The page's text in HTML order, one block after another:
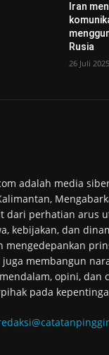
Iran
Rusia
26 Juli 2025
adalah media
dari perhatian arus
kebijakan, dan
mengedepankan
membangun
opini, dan
pada